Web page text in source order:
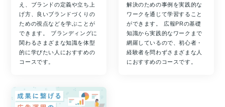
え、ブランドの定義や立ち上
げ方、良いブランドづくりの
ための視点などを学ぶことが
できます。 ブランディングに
関わるさまざまな知識を体型
的に学びたい人におすすめの
コースです。
解決のための事例を実践的な
ワークを通じて学習すること
ができます。 広報PRの基礎
知識から実践的なワークまで
網羅しているので、初心者・
経験者を問わずさまざまな人
におすすめのコースです。